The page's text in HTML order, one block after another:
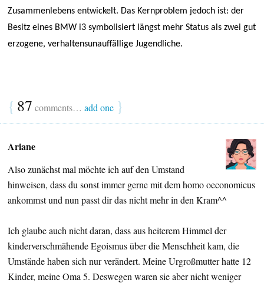
Zusammenlebens entwickelt. Das Kernproblem jedoch ist: der
Besitz eines BMW i3 symbolisiert längst mehr Status als zwei gut
erzogene, verhaltensunauffällige Jugendliche.
{ 87 comments… add one }
Ariane
Also zunächst mal möchte ich auf den Umstand
hinweisen, dass du sonst immer gerne mit dem homo oeconomicus
ankommst und nun passt dir das nicht mehr in den Kram^^
Ich glaube auch nicht daran, dass aus heiterem Himmel der
kinderverschmähende Egoismus über die Menschheit kam, die
Umstände haben sich nur verändert. Meine Urgroßmutter hatte 12
Kinder, meine Oma 5. Deswegen waren sie aber nicht weniger